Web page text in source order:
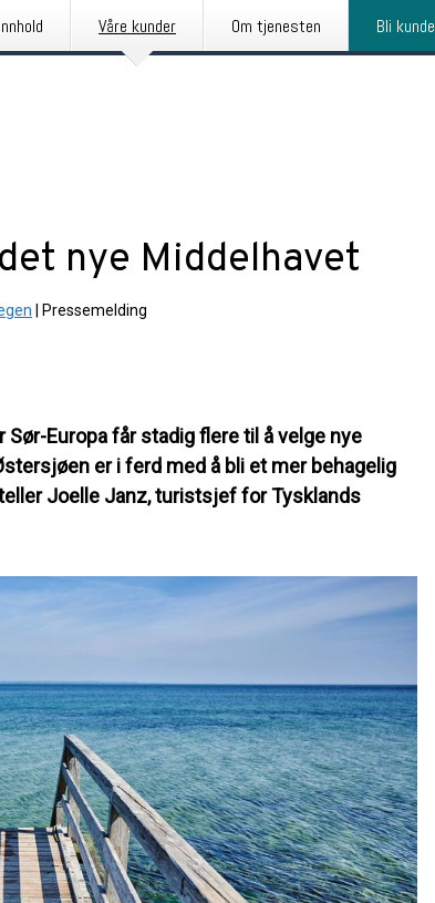
Våre kunder Om tjenesten Bli kunde
nye Middelhavet
Pressemelding
Europa får stadig flere til å velge nye
er i ferd med å bli et mer behagelig
Joelle Janz, turistsjef for Tysklands